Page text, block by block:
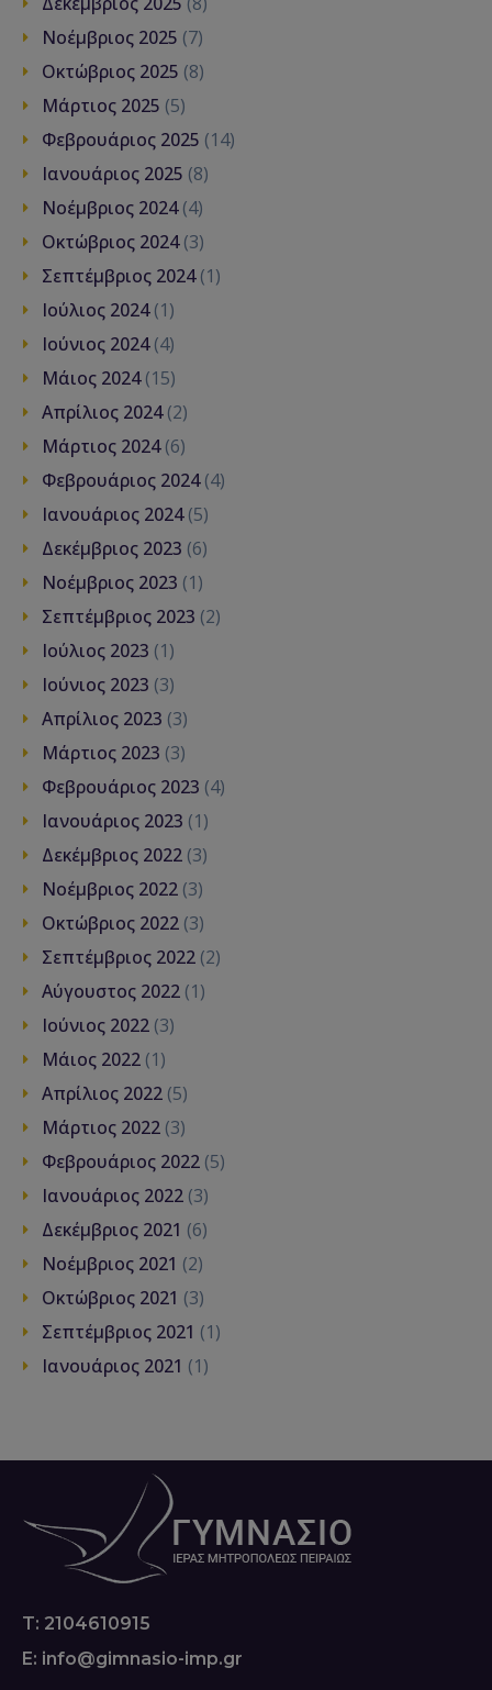
Νοέμβριος 2025 (7)
Οκτώβριος 2025 (8)
Μάρτιος 2025 (5)
Φεβρουάριος 2025 (14)
Ιανουάριος 2025 (8)
Νοέμβριος 2024(4)
Οκτώβριος 2024(3)
Σεπτέμβριος 2024(1)
Ιούλιος 2024(1)
Ιούνιος 2024(4)
Μάιος 2024(15)
Απρίλιος 2024(2)
Μάρτιος 2024(6)
Φεβρουάριος 2024(4)
Ιανουάριος 2024(5)
Δεκέμβριος 2023 (6)
Νοέμβριος 2023 (1)
Σεπτέμβριος 2023 (2)
Ιούλιος 2023 (1)
Ιούνιος 2023 (3)
Απρίλιος 2023 (3)
Μάρτιος 2023 (3)
Φεβρουάριος 2023 (4)
Ιανουάριος 2023 (1)
Δεκέμβριος 2022 (3)
Νοέμβριος 2022 (3)
Οκτώβριος 2022 (3)
Σεπτέμβριος 2022 (2)
Αύγουστος 2022 (1)
Ιούνιος 2022 (3)
Μάιος 2022 (1)
Απρίλιος 2022 (5)
Μάρτιος 2022 (3)
Φεβρουάριος 2022 (5)
Ιανουάριος 2022 (3)
Δεκέμβριος 2021 (6)
Νοέμβριος 2021 (2)
Οκτώβριος 2021 (3)
Σεπτέμβριος 2021 (1)
Ιανουάριος 2021 (1)
T: 2104610915
E: info@gimnasio-imp.gr